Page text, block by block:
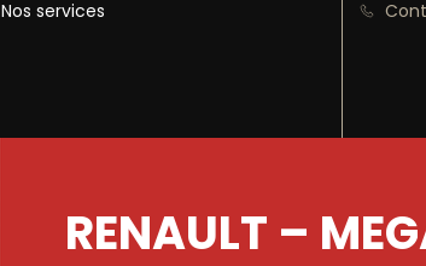
Nos services
RENAULT –